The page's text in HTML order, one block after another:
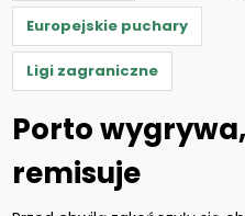
Europejskie puchary
Ligi zagraniczne
Porto
remisuje